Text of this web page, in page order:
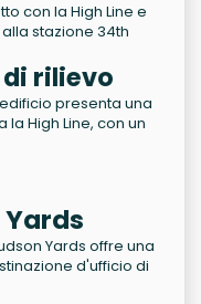
con la High Line e
stazione 34th
rilievo
presenta una
High Line, con un
Yards
Yards offre una
d'ufficio di